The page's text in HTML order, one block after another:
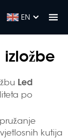
EN
Led
po
kutija